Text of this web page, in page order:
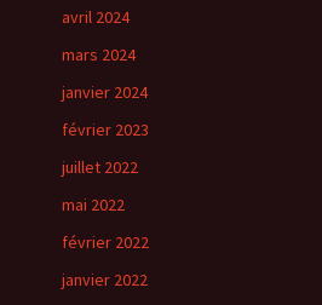
avril 2024
mars 2024
janvier 2024
février 2023
juillet 2022
mai 2022
février 2022
janvier 2022